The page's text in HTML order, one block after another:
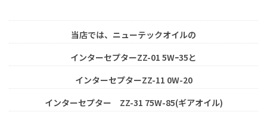
当店では、ニューテックオイルの
インターセプターZZ-01 5Wｰ35と
インターセプターZZ-11 0W-20
インターセプター ZZ-31 75W-85(ギアオイル)